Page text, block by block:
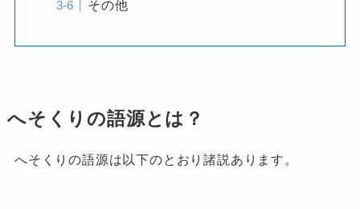
その他
へそくりの語源とは？
へそくりの語源は以下のとおり諸説あります。